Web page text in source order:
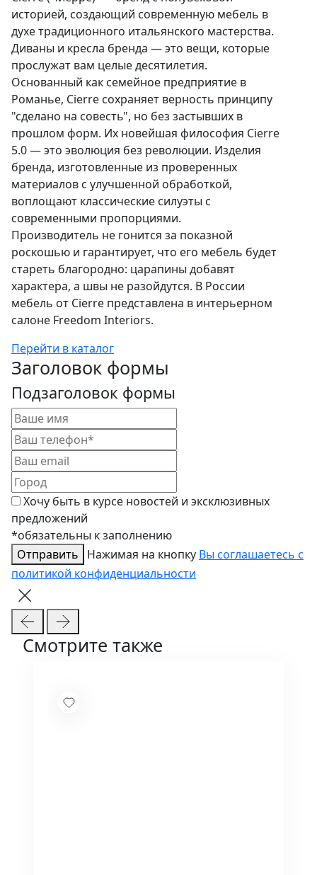
историей, создающий современную мебель в
духе традиционного итальянского мастерства.
Диваны и кресла бренда — это вещи, которые
прослужат вам целые десятилетия.
Основанный как семейное предприятие в
Романье, Cierre сохраняет верность принципу
"сделано на совесть", но без застывших в
прошлом форм. Их новейшая философия Cierre
5.0 — это эволюция без революции. Изделия
бренда, изготовленные из проверенных
материалов с улучшенной обработкой,
воплощают классические силуэты с
современными пропорциями.
Производитель не гонится за показной
роскошью и гарантирует, что его мебель будет
стареть благородно: царапины добавят
характера, а швы не разойдутся. В России
мебель от Cierre представлена в интерьерном
салоне Freedom Interiors.
Перейти в каталог
Заголовок формы
Подзаголовок формы
Хочу быть в курсе новостей и эксклюзивных
предложений
*обязательны к заполнению
Отправить
Нажимая на кнопку Вы соглашаетесь с
политикой конфиденциальности
Смотрите также